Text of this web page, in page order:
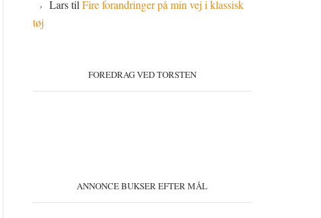
Larstil Fire forandringer på min vej i klassisk
tøj
FOREDRAG VED TORSTEN
ANNONCE BUKSER EFTER MÅL